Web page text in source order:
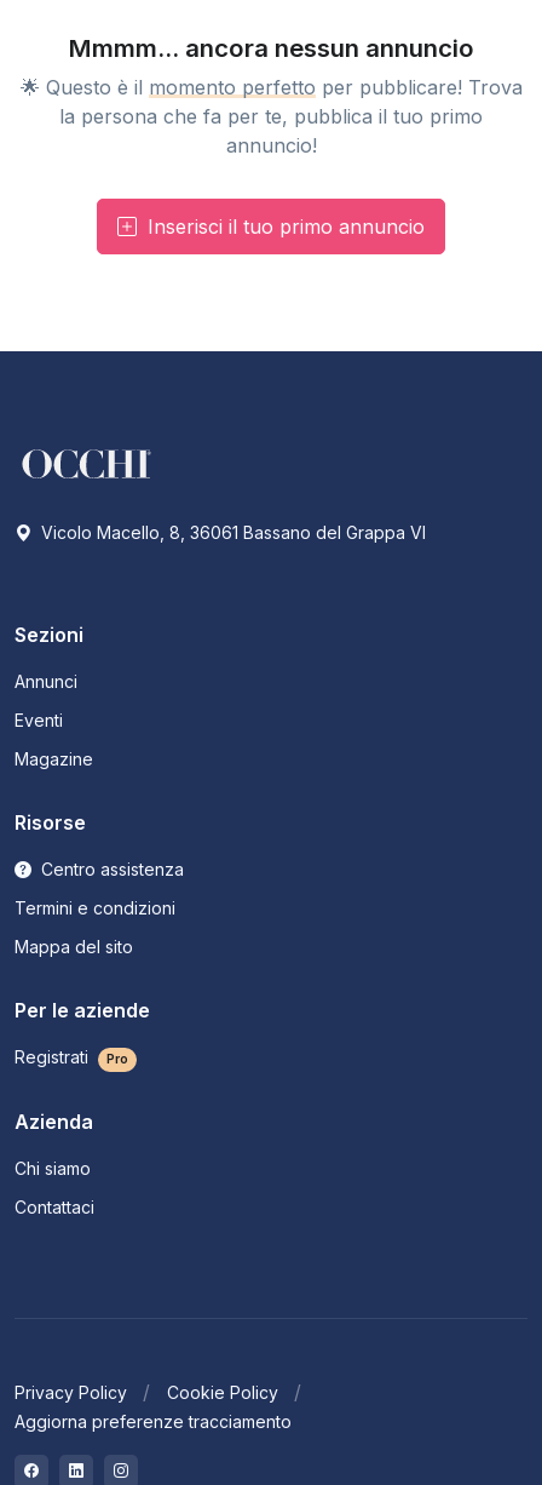
Mmmm... ancora nessun annuncio
🌟 Questo è il momento perfetto per pubblicare! Trova
la persona che fa per te, pubblica il tuo primo
annuncio!
Inserisci il tuo primo annuncio
Vicolo Macello, 8, 36061 Bassano del Grappa VI
Sezioni
Annunci
Eventi
Magazine
Risorse
Centro assistenza
Termini e condizioni
Mappa del sito
Per le aziende
Registrati Pro
Azienda
Chi siamo
Contattaci
Privacy Policy
Cookie Policy
Aggiorna preferenze tracciamento